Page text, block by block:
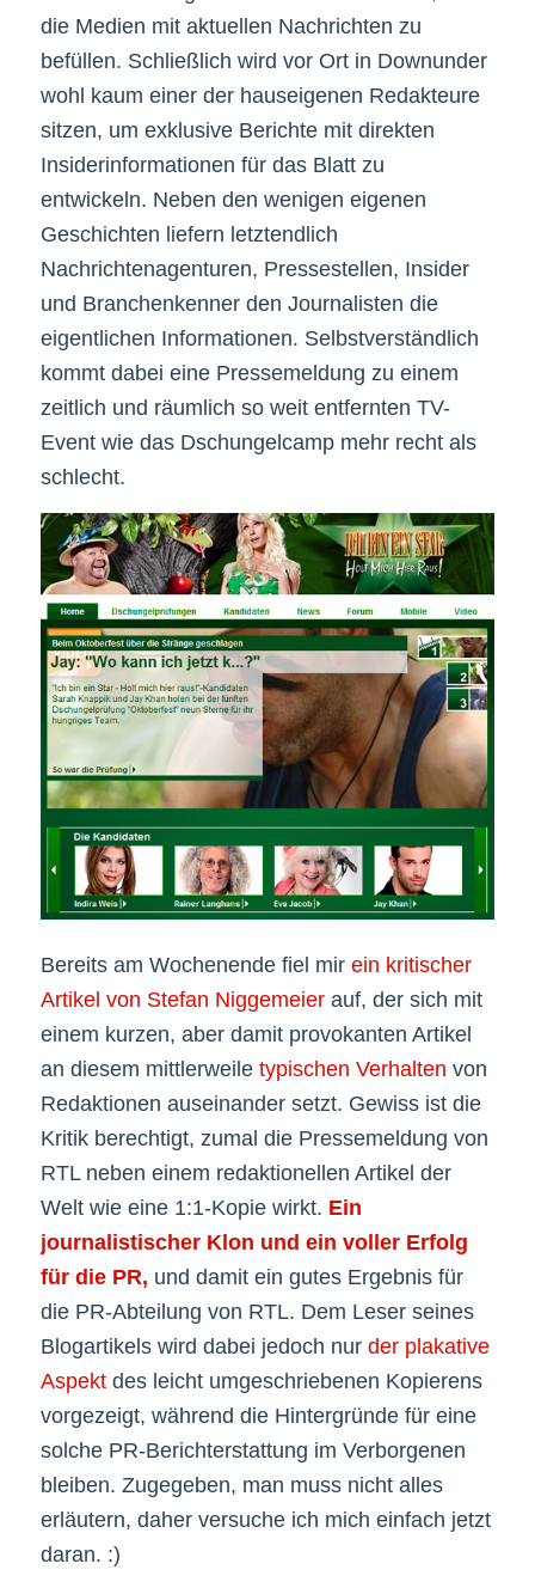
die Medien mit aktuellen Nachrichten zu
befüllen. Schließlich wird vor Ort in Downunder
wohl kaum einer der hauseigenen Redakteure
sitzen, um exklusive Berichte mit direkten
Insiderinformationen für das Blatt zu
entwickeln. Neben den wenigen eigenen
Geschichten liefern letztendlich
Nachrichtenagenturen, Pressestellen, Insider
und Branchenkenner den Journalisten die
eigentlichen Informationen. Selbstverständlich
kommt dabei eine Pressemeldung zu einem
zeitlich und räumlich so weit entfernten TV-
Event wie das Dschungelcamp mehr recht als
schlecht.
Bereits am Wochenende fiel mir ein kritischer
Artikel von Stefan Niggemeierauf, der sich mit
einem kurzen, aber damit provokanten Artikel
an diesem mittlerweile typischen Verhalten von
Redaktionen auseinander setzt. Gewiss ist die
Kritik berechtigt, zumal die Pressemeldung von
RTL neben einem redaktionellen Artikel der
Welt wie eine 1:1-Kopie wirkt. Ein
journalistischer Klon und ein voller Erfolg
für die PR, und damit ein gutes Ergebnis für
die PR-Abteilung von RTL. Dem Leser seines
Blogartikels wird dabei jedoch nur der plakative
Aspektdes leicht umgeschriebenen Kopierens
vorgezeigt, während die Hintergründe für eine
solche PR-Berichterstattung im Verborgenen
bleiben. Zugegeben, man muss nicht alles
erläutern, daher versuche ich mich einfach jetzt
daran. :)